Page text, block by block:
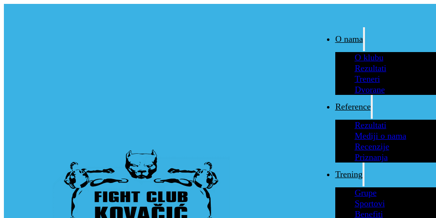
O nama
O klubu
Rezultati
Treneri
Dvorane
Reference
Rezultati
Mediji o nama
Recenzije
Priznanja
Trening
Grupe
Sportovi
Benefiti